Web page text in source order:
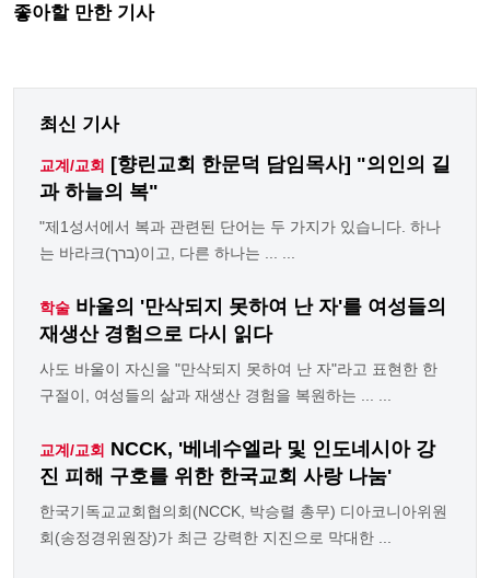
좋아할 만한 기사
최신 기사
교계/교회 [향린교회 한문덕 담임목사] "의인의 길
과 하늘의 복"
"제1성서에서 복과 관련된 단어는 두 가지가 있습니다. 하나
는 바라크(ברך)이고, 다른 하나는 ... ...
학술 바울의 '만삭되지 못하여 난 자'를 여성들의
재생산 경험으로 다시 읽다
사도 바울이 자신을 "만삭되지 못하여 난 자"라고 표현한 한
구절이, 여성들의 삶과 재생산 경험을 복원하는 ... ...
교계/교회 NCCK, '베네수엘라 및 인도네시아 강
진 피해 구호를 위한 한국교회 사랑 나눔'
한국기독교교회협의회(NCCK, 박승렬 총무) 디아코니아위원
회(송정경위원장)가 최근 강력한 지진으로 막대한 ...